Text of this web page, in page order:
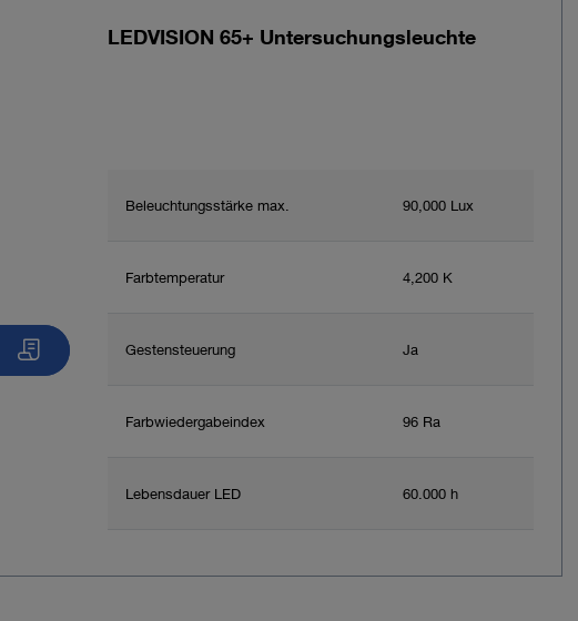
LEDVISION 65+ Untersuchungsleuchte
Beleuchtungsstärke max. 90,000 Lux
Farbtemperatur 4,200 K
Gestensteuerung Ja
Farbwiedergabeindex 96 Ra
Lebensdauer LED 60.000 h